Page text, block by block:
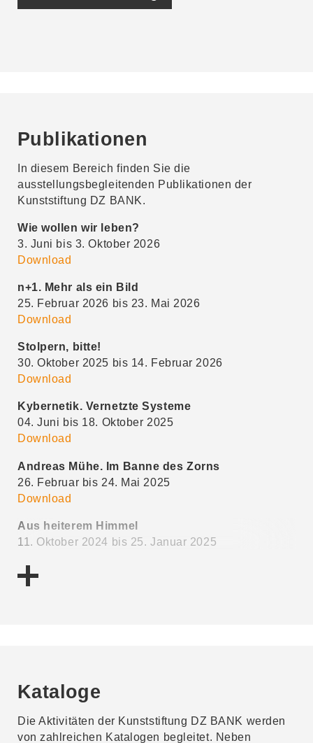
Publikationen
In diesem Bereich finden Sie die
ausstellungsbegleitenden Publikationen der
Kunststiftung DZ BANK.
Wie wollen wir leben?
3. Juni bis 3. Oktober 2026
Download
n+1. Mehr als ein Bild
25. Februar 2026 bis 23. Mai 2026
Download
Stolpern, bitte!
30. Oktober 2025 bis 14. Februar 2026
Download
Kybernetik. Vernetzte Systeme
04. Juni bis 18. Oktober 2025
Download
Andreas Mühe. Im Banne des Zorns
26. Februar bis 24. Mai 2025
Download
Aus heiterem Himmel
11. Oktober 2024 bis 25. Januar 2025
Der Sammlung zugeneigt. Fotomuseum
Download
Dialektik der Präsenz. Eine Ausstellung von
Hans Dieter Huber
Kataloge
Die Aktivitäten der Kunststiftung DZ BANK werden
von zahlreichen Katalogen begleitet. Neben